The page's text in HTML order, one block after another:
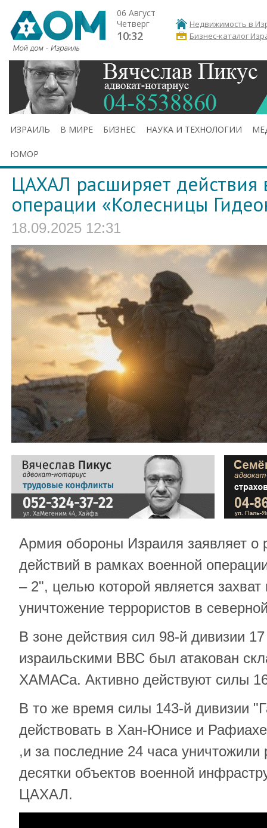
06 Август
Четверг
10:32
Недвижимость в
Бизнес-каталог
ИЗРАИЛЬ В МИРЕ БИЗНЕС НАУКА И ТЕХНОЛОГИИ
ЮМОР
ЦАХАЛ расширяет действия
операции «Колесницы
18.09.2025 12:31
Армия обороны Израиля заявляет о
действий в рамках военной
– 2", целью которой является захват
уничтожение террористов в
В зоне действия сил 98-й дивизии
израильскими ВВС был атакован
ХАМАСа. Активно действуют силы
В то же время силы 143-й дивизии
действовать в Хан-Юнисе и
,и за последние 24 часа уничтожили
десятки объектов военной
ЦАХАЛ.